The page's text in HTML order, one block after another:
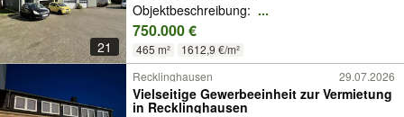
21
Objektbeschreibung: ...
750.000 €
465 m² 1612,9 €/m²
Recklinghausen 29.07.2026
Vielseitige Gewerbeeinheit zur Vermietung
in Recklinghausen